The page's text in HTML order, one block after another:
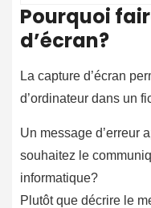
Pourquoi
d’écran?
La capture d’écran
d’ordinateur dans un
Un message d’erreur
souhaitez le
informatique?
Plutôt que décrire le